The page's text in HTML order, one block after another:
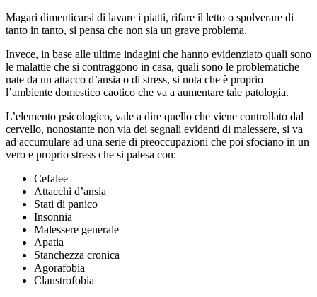
Magari dimenticarsi di lavare i piatti, rifare il letto o spolverare di
tanto in tanto, si pensa che non sia un grave problema.
Invece, in base alle ultime indagini che hanno evidenziato quali sono
le malattie che si contraggono in casa, quali sono le problematiche
nate da un attacco d’ansia o di stress, si nota che è proprio
l’ambiente domestico caotico che va a aumentare tale patologia.
L’elemento psicologico, vale a dire quello che viene controllato dal
cervello, nonostante non via dei segnali evidenti di malessere, si va
ad accumulare ad una serie di preoccupazioni che poi sfociano in un
vero e proprio stress che si palesa con:
Cefalee
Attacchi d’ansia
Stati di panico
Insonnia
Malessere generale
Apatia
Stanchezza cronica
Agorafobia
Claustrofobia